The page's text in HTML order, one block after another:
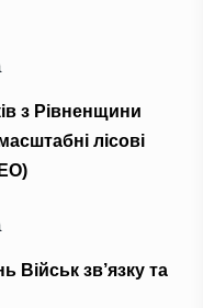
з Рівненщини
лісові
Військ зв’язку та